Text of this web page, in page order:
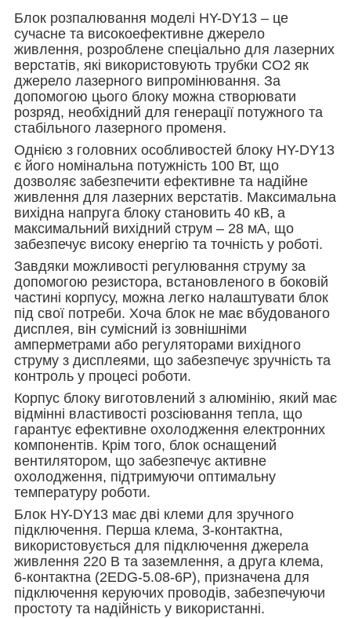
Блок розпалювання моделі HY-DY13 – це
сучасне та високоефективне джерело
живлення, розроблене спеціально для лазерних
верстатів, які використовують трубки CO2 як
джерело лазерного випромінювання. За
допомогою цього блоку можна створювати
розряд, необхідний для генерації потужного та
стабільного лазерного променя.
Однією з головних особливостей блоку HY-DY13
є його номінальна потужність 100 Вт, що
дозволяє забезпечити ефективне та надійне
живлення для лазерних верстатів. Максимальна
вихідна напруга блоку становить 40 кВ, а
максимальний вихідний струм – 28 мА, що
забезпечує високу енергію та точність у роботі.
Завдяки можливості регулювання струму за
допомогою резистора, встановленого в боковій
частині корпусу, можна легко налаштувати блок
під свої потреби. Хоча блок не має вбудованого
дисплея, він сумісний із зовнішніми
амперметрами або регуляторами вихідного
струму з дисплеями, що забезпечує зручність та
контроль у процесі роботи.
Корпус блоку виготовлений з алюмінію, який має
відмінні властивості розсіювання тепла, що
гарантує ефективне охолодження електронних
компонентів. Крім того, блок оснащений
вентилятором, що забезпечує активне
охолодження, підтримуючи оптимальну
температуру роботи.
Блок HY-DY13 має дві клеми для зручного
підключення. Перша клема, 3-контактна,
використовується для підключення джерела
живлення 220 В та заземлення, а друга клема,
6-контактна (2EDG-5.08-6P), призначена для
підключення керуючих проводів, забезпечуючи
простоту та надійність у використанні.